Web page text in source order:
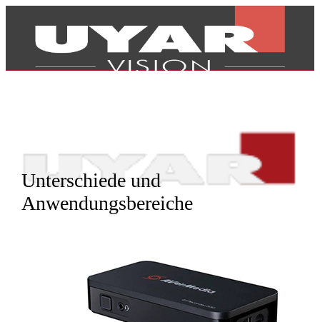
Produkte
Unterschiede und
Anwendungsbereiche